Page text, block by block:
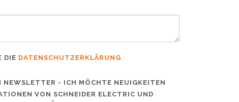
DIE DATENSCHUTZERKLÄRUNG
NEWSLETTER - ICH MÖCHTE NEUIGKEITEN
VON SCHNEIDER ELECTRIC UND